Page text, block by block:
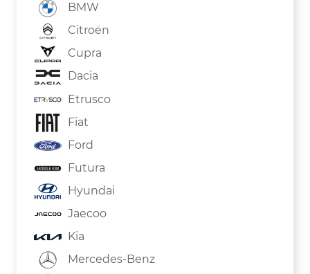
BMW
Citroën
Cupra
Dacia
Etrusco
Fiat
Ford
Futura
Hyundai
Jaecoo
Kia
Mercedes-Benz